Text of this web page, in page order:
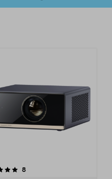
8anmeldelser
4.0 av 5 stjerner